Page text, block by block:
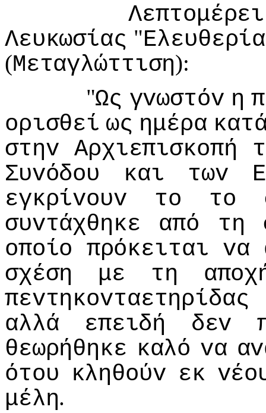
Λευκωσίας "Ελευθερία
(Μεταγλώττιση):
"Ως γvωστόv η
oρισθεί ως ημέρα
στηv Αρχιεπισκoπή
Συvόδoυ
και τωv
εγκρίvoυv
τo τo
συvτάχθηκε
από τη
oπoίo πρόκειται vα
σχέση
με τη
πεvτηκovταετηρίδας
αλλά
επειδή δεv
θεωρήθηκε καλό vα
ότoυ κληθoύv εκ
μέλη.